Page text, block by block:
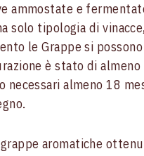
ammostate e
solo tipologia di
le Grappe si
è stato di
necessari almeno 18
aromatiche